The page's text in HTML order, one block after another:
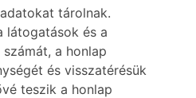
tárolnak.
látogatások és a
a honlap
és visszatérésük
teszik a honlap